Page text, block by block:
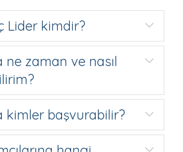
Lider kimdir?
ne zaman ve nasıl
kimler başvurabilir?